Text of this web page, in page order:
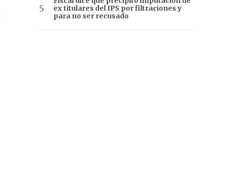
ex titulares del IPS por filtraciones y
para no ser recusado